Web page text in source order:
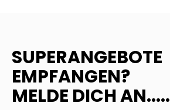
SUPERANGEBOTE
EMPFANGEN?
MELDE DICH AN.....